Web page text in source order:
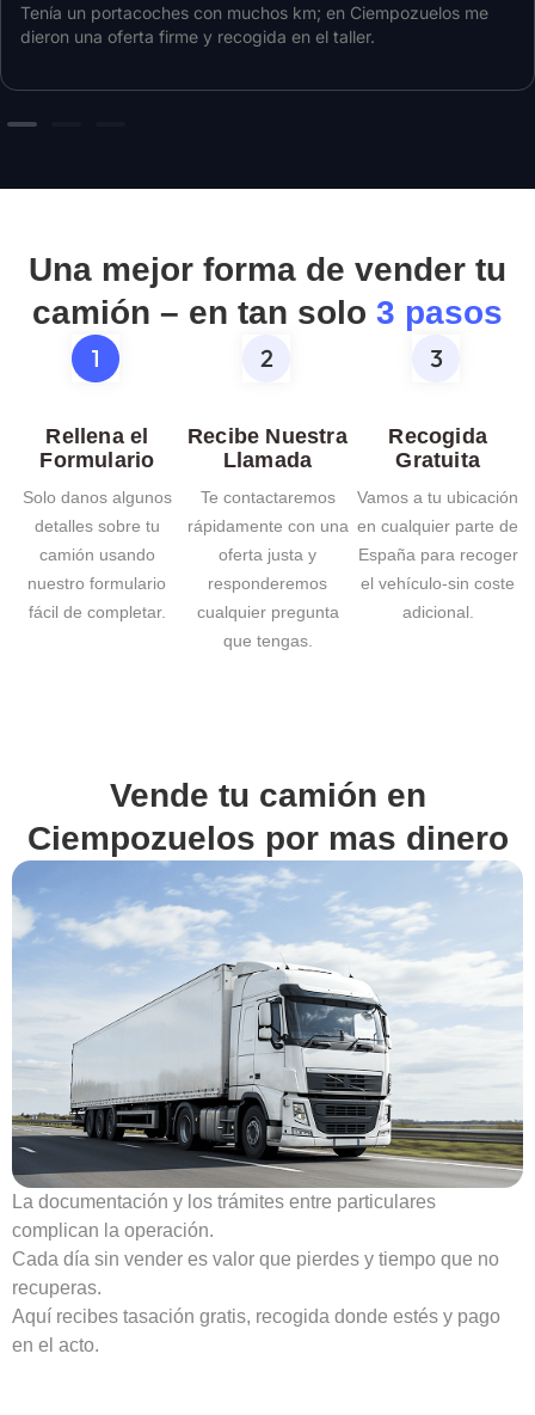
Tenía un portacoches con muchos km; en Ciempozuelos me
dieron una oferta firme y recogida en el taller.
Una mejor forma de vender tu
camión – en tan solo 3 pasos
Rellena el
Formulario
Solo danos algunos
detalles sobre tu
camión usando
nuestro formulario
fácil de completar.
Recibe Nuestra
Llamada
Te contactaremos
rápidamente con una
oferta justa y
responderemos
cualquier pregunta
que tengas.
Recogida
Gratuita
Vamos a tu ubicación
en cualquier parte de
España para recoger
el vehículo-sin coste
adicional.
Vende tu camión en
Ciempozuelos por mas dinero
La documentación y los trámites entre particulares
complican la operación.
Cada día sin vender es valor que pierdes y tiempo que no
recuperas.
Aquí recibes tasación gratis, recogida donde estés y pago
en el acto.